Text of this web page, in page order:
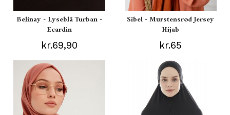
Belinay - Lyseblå Turban -
Ecardin
kr.69,90
Sibel - Murstensrød Jersey
Hijab
kr.65